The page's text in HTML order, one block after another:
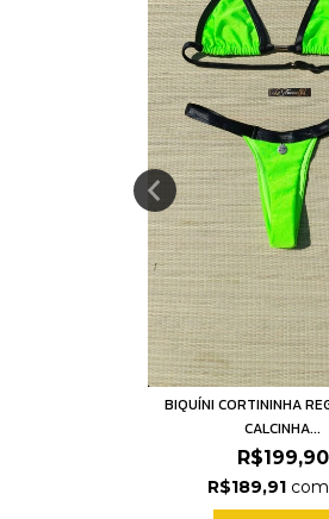
BIQUÍNI CORTININHA
CALCINHA...
R$199,90
R$189,91 com